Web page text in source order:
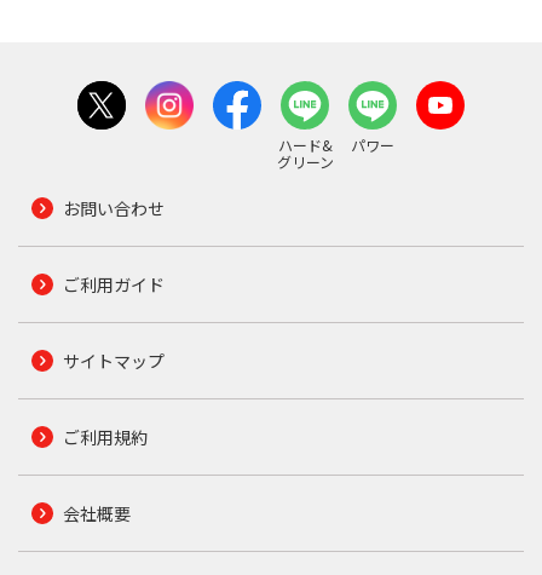
ハード&
グリーン
パワー
お問い合わせ
ご利用ガイド
サイトマップ
ご利用規約
会社概要